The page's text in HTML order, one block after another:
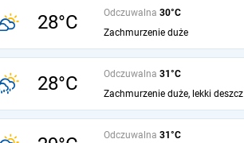
28°C Odczuwalna 30°C
Zachmurzenie duże
28°C Odczuwalna 31°C
Zachmurzenie duże, lekki deszcz
Odczuwalna 31°C